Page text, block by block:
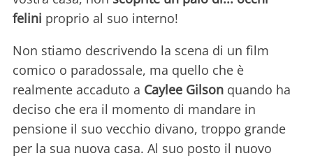
felini proprio al suo interno!
Non stiamo descrivendo la scena di un film
comico o paradossale, ma quello che è
realmente accaduto a Caylee Gilson quando ha
deciso che era il momento di mandare in
pensione il suo vecchio divano, troppo grande
per la sua nuova casa. Al suo posto il nuovo